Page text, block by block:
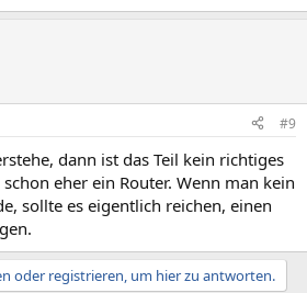
#9
dann ist das Teil kein richtiges
eher ein Router. Wenn man kein
sollte es eigentlich reichen, einen
oder registrieren, um hier zu antworten.